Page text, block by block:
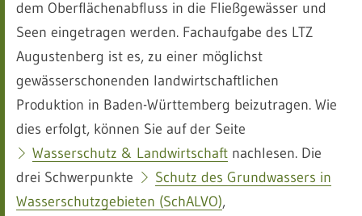
dem Oberflächenabfluss in die Fließgewässer und
Seen eingetragen werden. Fachaufgabe des LTZ
Augustenberg ist es, zu einer möglichst
gewässerschonenden landwirtschaftlichen
Produktion in Baden-Württemberg beizutragen. Wie
dies erfolgt, können Sie auf der Seite
Wasserschutz & Landwirtschaft nachlesen. Die
drei Schwerpunkte
Schutz des Grundwassers in
Wasserschutzgebieten (SchALVO),